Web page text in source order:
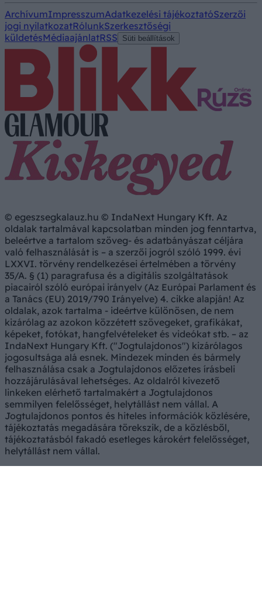
ArchívumImpresszumAdatkezelési tájékoztatóSzerzői
jogi nyilatkozatRólunkSzerkesztőségi
küldetésMédiaajánlatRSS Süti beállítások
© egeszsegkalauz.hu © IndaNext Hungary Kft. Az
oldalak tartalmával kapcsolatban minden jog fenntartva,
beleértve a tartalom szöveg- és adatbányászat céljára
való felhasználását is – a szerzői jogról szóló 1999. évi
LXXVI. törvény rendelkezései értelmében a törvény
35/A. § (1) paragrafusa és a digitális szolgáltatások
piacairól szóló európai irányelv (Az Európai Parlament és
a Tanács (EU) 2019/790 Irányelve) 4. cikke alapján! Az
oldalak, azok tartalma - ideértve különösen, de nem
kizárólag az azokon közzétett szövegeket, grafikákat,
képeket, fotókat, hangfelvételeket és videókat stb. – az
IndaNext Hungary Kft. ("Jogtulajdonos") kizárólagos
jogosultsága alá esnek. Mindezek minden és bármely
felhasználása csak a Jogtulajdonos előzetes írásbeli
hozzájárulásával lehetséges. Az oldalról kivezető
linkeken elérhető tartalmakért a Jogtulajdonos
semmilyen felelősséget, helytállást nem vállal. A
Jogtulajdonos pontos és hiteles információk közlésére,
tájékoztatás megadására törekszik, de a közlésből,
tájékoztatásból fakadó esetleges károkért felelősséget,
helytállást nem vállal.